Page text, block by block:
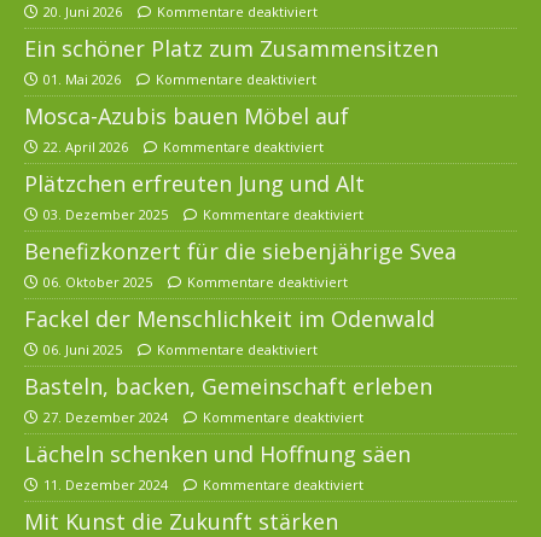
20. Juni 2026 Kommentare deaktiviert
Ein schöner Platz zum Zusammensitzen
01. Mai 2026 Kommentare deaktiviert
Mosca-Azubis bauen Möbel auf
22. April 2026 Kommentare deaktiviert
Plätzchen erfreuten Jung und Alt
03. Dezember 2025 Kommentare deaktiviert
Benefizkonzert für die siebenjährige Svea
06. Oktober 2025 Kommentare deaktiviert
Fackel der Menschlichkeit im Odenwald
06. Juni 2025 Kommentare deaktiviert
Basteln, backen, Gemeinschaft erleben
27. Dezember 2024 Kommentare deaktiviert
Lächeln schenken und Hoffnung säen
11. Dezember 2024 Kommentare deaktiviert
Mit Kunst die Zukunft stärken